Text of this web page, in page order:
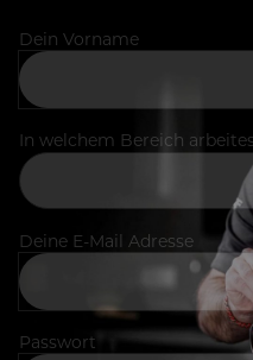
Dein Vorname
In welchem Bereich
Deine E-Mail Adresse
Passwort